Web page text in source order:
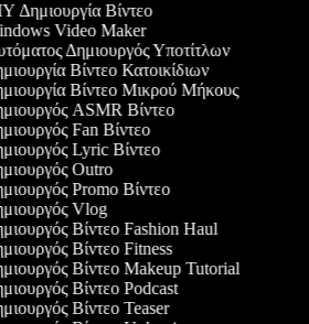
Δημιουργία Βίντεο
Video Maker
Δημιουργός Υποτίτλων
Βίντεο Κατοικίδιων
Βίντεο Μικρού Μήκους
ASMR Βίντεο
Fan Βίντεο
Lyric Βίντεο
Outro
Promo Βίντεο
Vlog
Βίντεο Fashion Haul
Βίντεο Fitness
Βίντεο Makeup Tutorial
Βίντεο Podcast
Βίντεο Teaser